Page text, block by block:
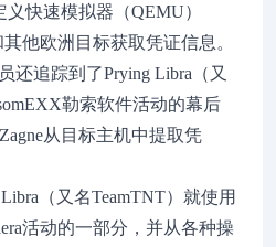
义快速模拟器（QEMU）
他欧洲目标获取凭证信息。
还追踪到了Prying Libra（又
勒索软件活动的幕后
从目标主机中提取凭
（又名TeamTNT）就使用
活动的一部分，并从各种操